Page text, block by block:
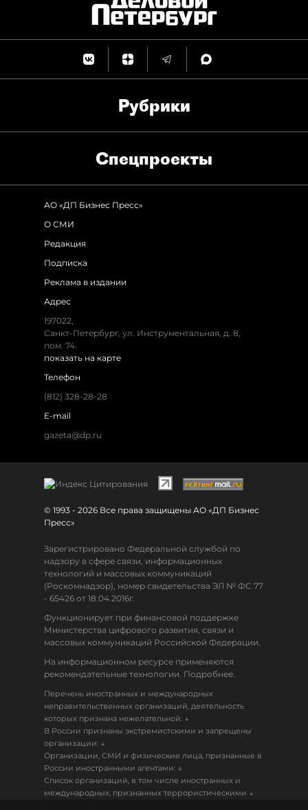
Рубрики
Спец­проекты
АО «ДП Бизнес Пресс»
О СМИ
Редакция
Подписка
Реклама в издании
Адрес
197022,
Санкт-Петербург, ул. Инструментальная, д. 8,
пом. 74.
показать на карте
Телефон
(812) 328-28-28
E-mail
gazeta@dp.ru
© 1993 - 2026 Все права защищены АО «ДП Бизнес
Пресс»
Зарегистрировано Федеральной службой по
надзору в сфере связи, информационных
технологий и массовых коммуникаций
(Роскомнадзор), номер свидетельства ЭЛ № ФС 77
- 65426 от 18.04.2016г.
Функционирует при финансовой поддержке
Министерства цифрового развития, связи и
массовых коммуникаций Российской Федерации.
На информационном ресурсе применяются
рекомендательные технологии. Подробнее.
Перечень иностранных и международных
неправительственных организаций, деятельность
которых признана нежелательной: ↓
В России признаны экстремистскими и запрещены
организации: ↓
Организации, СМИ и физические лица, признанные в
России иностранными агентами: ↓
Список организаций, в том числе иностранных и
международных, признанных террористическими ↓